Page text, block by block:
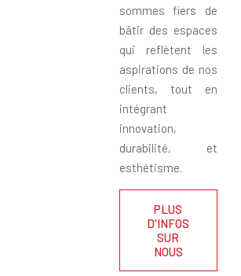
sommes fiers de
bâtir des espaces
qui reflètent les
aspirations de nos
clients, tout en
intégrant
innovation,
durabilité, et
esthétisme.
PLUS
D'INFOS
SUR
NOUS